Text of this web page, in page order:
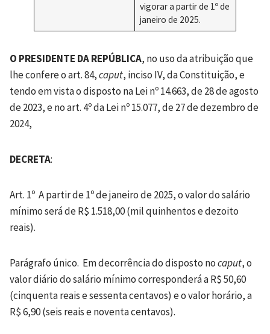
vigorar a partir de 1º de
janeiro de 2025.
O PRESIDENTE DA REPÚBLICA, no uso da atribuição que
lhe confere o art. 84,caput, inciso IV, da Constituição, e
tendo em vista o disposto na Lei nº 14.663, de 28 de agosto
de 2023, e no art. 4º da Lei nº 15.077, de 27 de dezembro de
2024,
DECRETA:
Art. 1º A partir de 1º de janeiro de 2025, o valor do salário
mínimo será de R$ 1.518,00 (mil quinhentos e dezoito
reais).
Parágrafo único. Em decorrência do disposto nocaput, o
valor diário do salário mínimo corresponderá a R$ 50,60
(cinquenta reais e sessenta centavos) e o valor horário, a
R$ 6,90 (seis reais e noventa centavos).